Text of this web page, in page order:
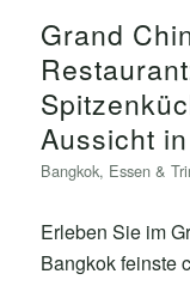
Grand
Aussicht
Bangkok, Essen &
Erleben Sie im
Bangkok feinste